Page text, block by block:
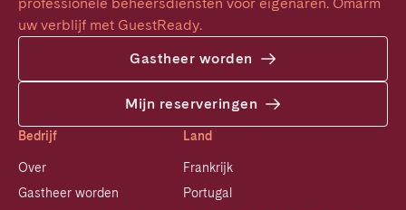
uw verblijf met GuestReady.
Gastheer worden
Mijn reserveringen
Bedrijf
Over
Gastheer worden
Land
Frankrijk
Portugal